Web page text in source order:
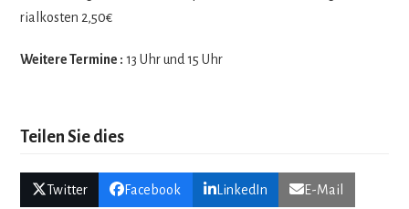
ri­al­kos­ten 2,50€
Wei­tere Ter­mine : 13 Uhr und 15 Uhr
Teilen Sie dies
Twitter Facebook LinkedIn E-Mail